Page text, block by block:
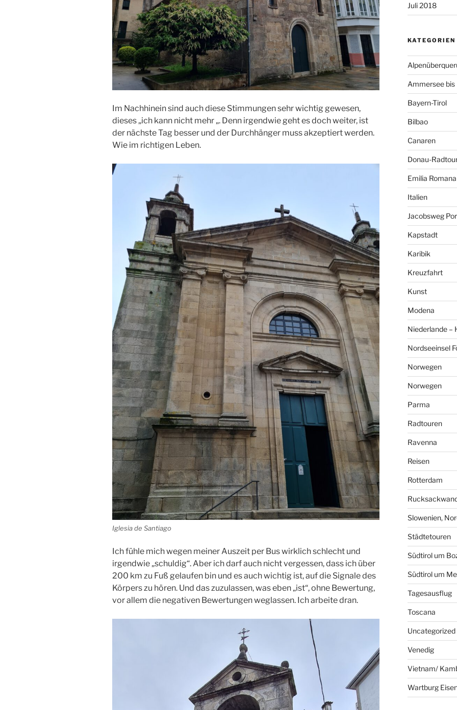
Im Nachhinein sind auch diese Stimmungen sehr wichtig gewesen,
dieses „ich kann nicht mehr „. Denn irgendwie geht es doch weiter, ist
der nächste Tag besser und der Durchhänger muss akzeptiert werden.
Wie im richtigen Leben.
Iglesia de Santiago
Ich fühle mich wegen meiner Auszeit per Bus wirklich schlecht und
irgendwie „schuldig“. Aber ich darf auch nicht vergessen, dass ich über
200 km zu Fuß gelaufen bin und es auch wichtig ist, auf die Signale des
Körpers zu hören. Und das zuzulassen, was eben „ist“, ohne Bewertung,
vor allem die negativen Bewertungen weglassen. Ich arbeite dran.
Juli 2018
KATEGORIEN
Ammersee bis
Bayern-Tirol
Bilbao
Canaren
Donau-
Emilia Romana
Italien
Jacobsweg
Kapstadt
Karibik
Kreuzfahrt
Kunst
Modena
Niederlande –
Nordseeinsel
Norwegen
Norwegen
Parma
Radtouren
Ravenna
Reisen
Rotterdam
Slowenien,
Städtetouren
Südtirol um
Südtirol um
Tagesausflug
Toscana
Uncategorized
Venedig
Vietnam/
Wartburg